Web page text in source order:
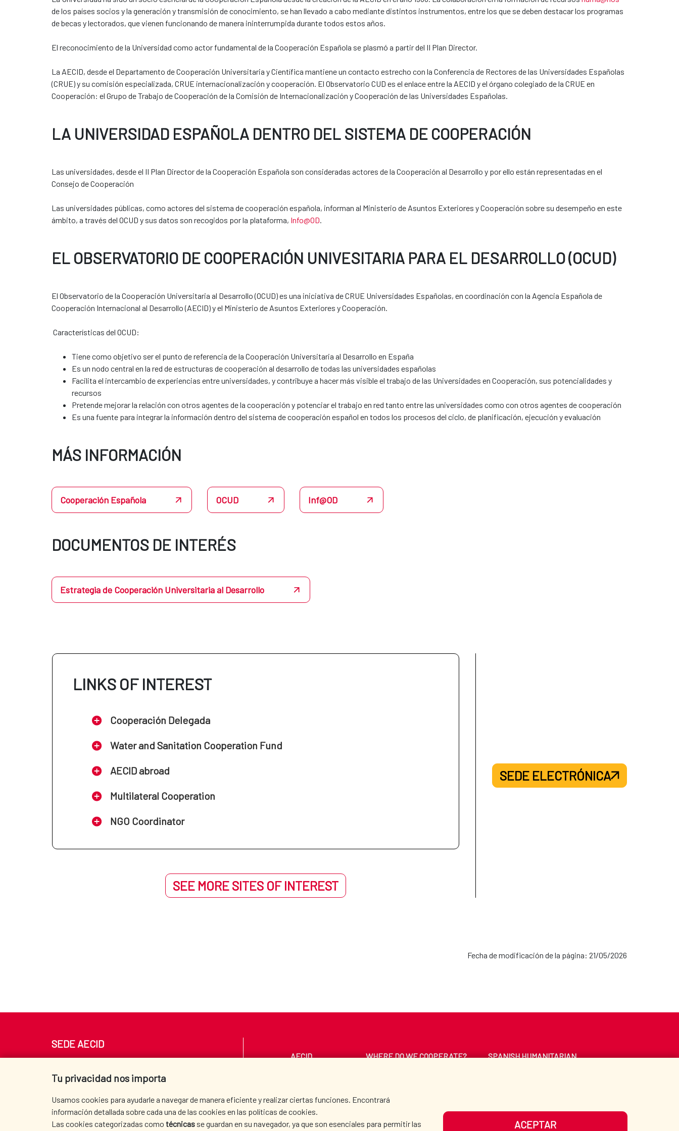
de los países socios y la generación y transmisión de conocimiento, se han llevado a cabo mediante distintos instrumentos, entre los que se deben destacar los programas
de becas y lectorados, que vienen funcionando de manera ininterrumpida durante todos estos años.
El reconocimiento de la Universidad como actor fundamental de la Cooperación Española se plasmó a partir del II Plan Director.
La AECID, desde el Departamento de Cooperación Universitaria y Científica mantiene un contacto estrecho con la Conferencia de Rectores de las Universidades Españolas
(CRUE) y su comisión especializada, CRUE internacionalización y cooperación. El Observatorio CUD es el enlace entre la AECID y el órgano colegiado de la CRUE en
Cooperación: el Grupo de Trabajo de Cooperación de la Comisión de Internacionalización y Cooperación de las Universidades Españolas.
LA UNIVERSIDAD ESPAÑOLA DENTRO DEL SISTEMA DE COOPERACIÓN
Las universidades, desde el II Plan Director de la Cooperación Española son consideradas actores de la Cooperación al Desarrollo y por ello están representadas en el
Consejo de Cooperación
Las universidades públicas, como actores del sistema de cooperación española, informan al Ministerio de Asuntos Exteriores y Cooperación sobre su desempeño en este
ámbito, a través del OCUD y sus datos son recogidos por la plataforma, Info@OD
EL OBSERVATORIO DE COOPERACIÓN UNIVESITARIA PARA EL DESARROLLO (OCUD)
El Observatorio de la Cooperación Universitaria al Desarrollo (OCUD) es una iniciativa de CRUE Universidades Españolas, en coordinación con la Agencia Española de
Cooperación Internacional al Desarrollo (AECID) y el Ministerio de Asuntos Exteriores y Cooperación.
Características del OCUD:
Tiene como objetivo ser el punto de referencia de la Cooperación Universitaria al Desarrollo en España
Es un nodo central en la red de estructuras de cooperación al desarrollo de todas las universidades españolas
Facilita el intercambio de experiencias entre universidades, y contribuye a hacer más visible el trabajo de las Universidades en Cooperación, sus potencialidades y
recursos
Pretende mejorar la relación con otros agentes de la cooperación y potenciar el trabajo en red tanto entre las universidades como con otros agentes de cooperación
Es una fuente para integrar la información dentro del sistema de cooperación español en todos los procesos del ciclo, de planificación, ejecución y evaluación
MÁS INFORMACIÓN
Cooperación Española OCUD Inf@OD
DOCUMENTOS DE INTERÉS
Estrategia de Cooperación Universitaria al Desarrollo
LINKS OF INTEREST
Cooperación Delegada
Water and Sanitation Cooperation Fund
AECID abroad
Multilateral Cooperation
NGO Coordinator
SEE MORE SITES OF INTEREST
SEDE ELECTRÓNICA
Fecha de modificación de la página: 21/05/2026
Tu privacidad nos importa
Usamos cookies para ayudarle a navegar de manera eficiente y realizar ciertas funciones. Encontrará
información detallada sobre cada una de las cookies en las políticas de cookies.
Las cookies categorizadas como técnicas se guardan en su navegador, ya que son esenciales para permitir las ACEPTAR
SEDE AECID
Tel. +34 900 20 30 54​​​​​​​
AECID WHERE DO WE COOPERATE?
SPANISH HUMANITARIAN
PRESS ROOM CULTURE AND SCIENCE